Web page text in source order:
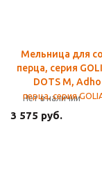
Мельница для
перца, серия
DOTS M,
Нет в наличии
3 575 руб.